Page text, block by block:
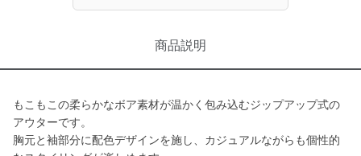
商品説明
もこもこの柔らかなボア素材が温かく包み込むジップアップ式の
アウターです。
胸元と袖部分に配色デザインを施し、カジュアルながらも個性的